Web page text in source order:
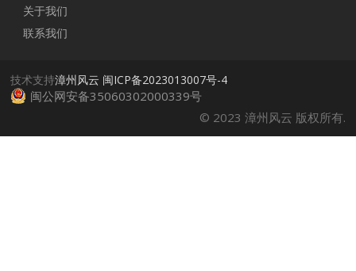
关于我们
联系我们
技术支持漳州风云 闽ICP备2023013007号-4
闽公网安备35060302000339号
© 2023 漳州风云 版权所有.